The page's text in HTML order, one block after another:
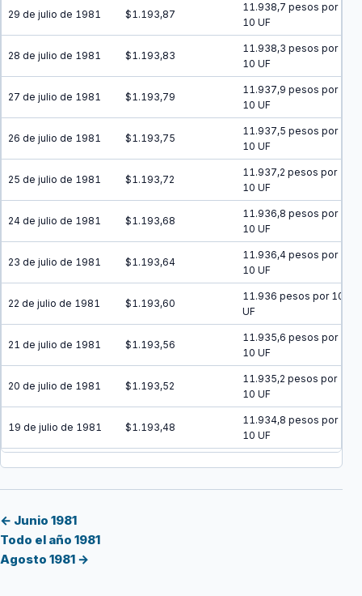
29 de julio de 1981 $1.193,87
11.938,7 pesos por
10 UF
28 de julio de 1981 $1.193,83
11.938,3 pesos por
10 UF
27 de julio de 1981 $1.193,79
11.937,9 pesos por
10 UF
26 de julio de 1981 $1.193,75
11.937,5 pesos por
10 UF
25 de julio de 1981 $1.193,72
11.937,2 pesos por
10 UF
24 de julio de 1981 $1.193,68
11.936,8 pesos por
10 UF
23 de julio de 1981 $1.193,64
11.936,4 pesos por
10 UF
22 de julio de 1981 $1.193,60
11.936 pesos por 10
UF
21 de julio de 1981 $1.193,56
11.935,6 pesos por
10 UF
20 de julio de 1981 $1.193,52
11.935,2 pesos por
10 UF
19 de julio de 1981 $1.193,48
11.934,8 pesos por
10 UF
18 de julio de 1981 $1.193,45
← Junio 1981
Todo el año 1981
Agosto 1981 →